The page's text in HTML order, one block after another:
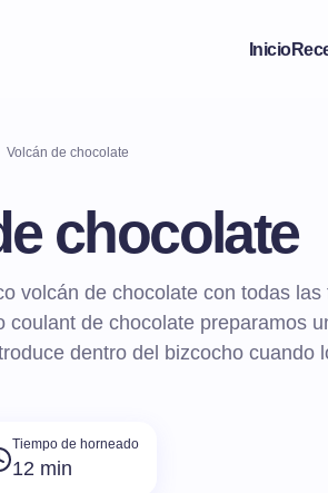
Inicio
Volcán de chocolate
chocolate
volcán de chocolate con todas
coulant de chocolate preparamos
dentro del bizcocho cuando
Tiempo de horneado
12 min